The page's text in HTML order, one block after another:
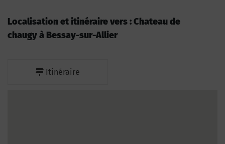
Localisation et itinéraire vers : Chateau de
chaugy à Bessay-sur-Allier
Itinéraire